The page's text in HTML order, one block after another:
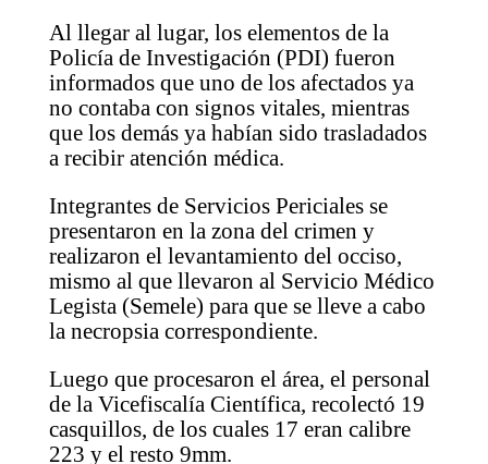
Al llegar al lugar, los elementos de la
Policía de Investigación (PDI) fueron
informados que uno de los afectados ya
no contaba con signos vitales, mientras
que los demás ya habían sido trasladados
a recibir atención médica.
Integrantes de Servicios Periciales se
presentaron en la zona del crimen y
realizaron el levantamiento del occiso,
mismo al que llevaron al Servicio Médico
Legista (Semele) para que se lleve a cabo
la necropsia correspondiente.
Luego que procesaron el área, el personal
de la Vicefiscalía Científica, recolectó 19
casquillos, de los cuales 17 eran calibre
223 y el resto 9mm.